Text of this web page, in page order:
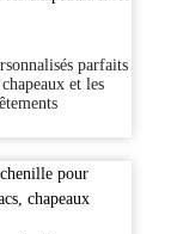
parfaits
et les